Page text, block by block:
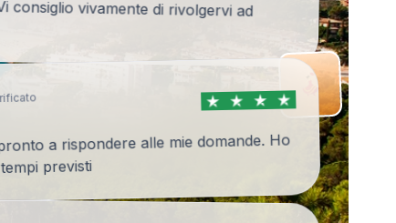
a rispondere alle mie domande. Ho
previsti